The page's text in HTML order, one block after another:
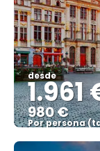
desde
1.961
980 €
Por persona